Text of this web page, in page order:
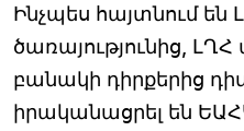
Ինչպես հայտնում են
ծառայությունից,
բանակի դիրքերից
իրականացրել են